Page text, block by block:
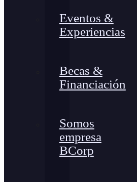
Eventos &
Experiencias
Becas &
Financiación
Somos
empresa
BCorp